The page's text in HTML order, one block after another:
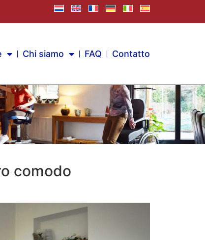
Chi siamo FAQ Contatto
comodo